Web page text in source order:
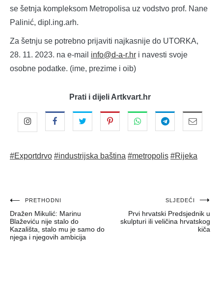
se šetnja kompleksom Metropolisa uz vodstvo prof. Nane
Palinić, dipl.ing.arh.
Za šetnju se potrebno prijaviti najkasnije do UTORKA,
28. 11. 2023. na e-mail info@d-a-r.hr i navesti svoje
osobne podatke. (ime, prezime i oib)
Prati i dijeli Artkvart.hr
#Exportdrvo #industrijska baština #metropolis #Rijeka
Navigacija
objava
PRETHODNI
Dražen Mikulić: Marinu
Blaževiću nije stalo do
Kazališta, stalo mu je samo do
njega i njegovih ambicija
SLJEDEĆI
Prvi hrvatski Predsjednik u
skulpturi ili veličina hrvatskog
kiča